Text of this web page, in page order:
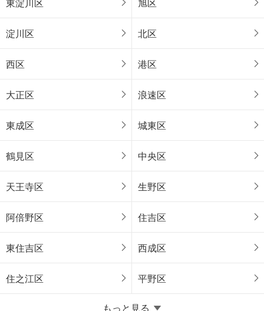
淀川区 北区
西区 港区
大正区 浪速区
東成区 城東区
鶴見区 中央区
天王寺区 生野区
阿倍野区 住吉区
東住吉区 西成区
住之江区 平野区
もっと見る